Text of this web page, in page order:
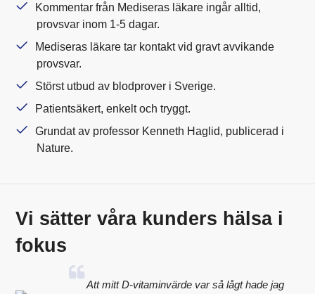
Kommentar från Mediseras läkare ingår alltid,
provsvar inom 1-5 dagar.
Mediseras läkare tar kontakt vid gravt avvikande
provsvar.
Störst utbud av blodprover i Sverige.
Patientsäkert, enkelt och tryggt.
Grundat av professor Kenneth Haglid, publicerad i
Nature.
Vi sätter våra kunders hälsa i
fokus
Att mitt D-vitaminvärde var så lågt hade jag